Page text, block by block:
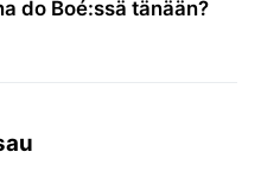
do Boé:ssä tänään?